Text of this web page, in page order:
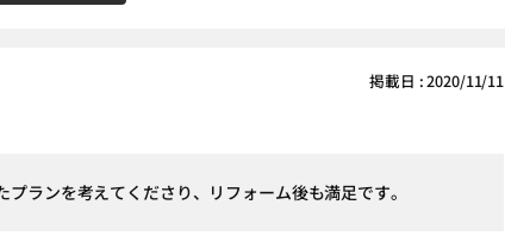
掲載日 : 2020/11/11
プランを考えてくださり、リフォーム後も満足です。